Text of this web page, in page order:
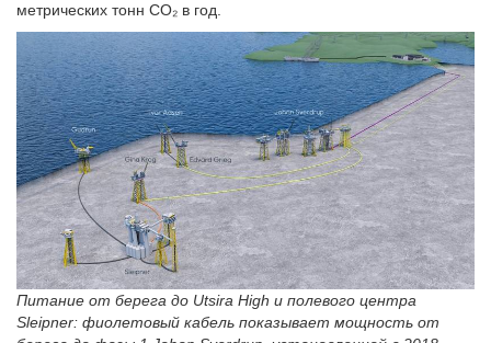
метрических тонн CO₂ в год.
Питание от берега до Utsira High и полевого центра
Sleipner: фиолетовый кабель показывает мощность от